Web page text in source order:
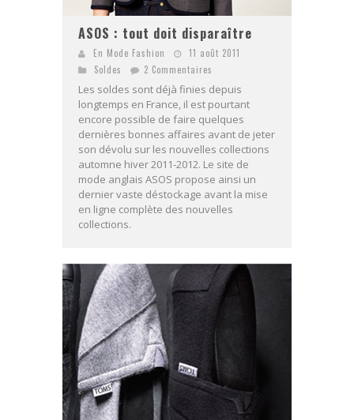
ASOS : tout doit disparaître
En Mode Fashion
11 août 2011
Soldes
2 Commentaires
Les soldes sont déjà finies depuis
longtemps en France, il est pourtant
encore possible de faire quelques
dernières bonnes affaires avant de jeter
son dévolu sur les nouvelles collections
automne hiver 2011-2012. Le site de
mode anglais ASOS propose ainsi un
dernier vaste déstockage avant la mise
en ligne complète des nouvelles
collections.